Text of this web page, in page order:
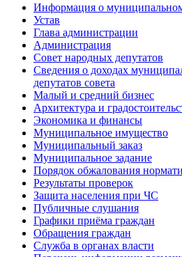
Информация о
Устав
Глава администрации
Администрация
Совет народных депутатов
Сведения о доходах
депутатов совета
Малый и средний бизнес
Архитектура и
Экономика и финансы
Муниципальное имущество
Муниципальный заказ
Муниципальное задание
Порядок обжалования
Результаты проверок
Защита населения при ЧС
Публичные слушания
Графики приёма граждан
Обращения граждан
Служба в органах власти